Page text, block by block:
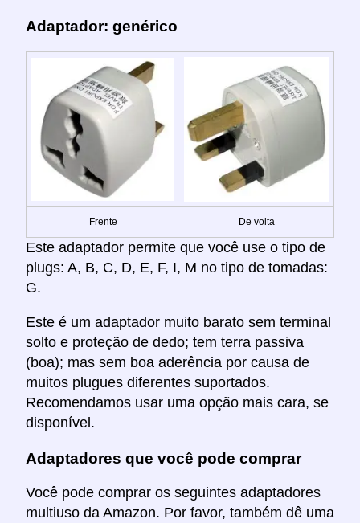
Adaptador: genérico
Frente De volta
Este adaptador permite que você use o tipo de
plugs: A, B, C, D, E, F, I, M no tipo de tomadas:
G.
Este é um adaptador muito barato sem terminal
solto e proteção de dedo; tem terra passiva
(boa); mas sem boa aderência por causa de
muitos plugues diferentes suportados.
Recomendamos usar uma opção mais cara, se
disponível.
Adaptadores que você pode comprar
Você pode comprar os seguintes adaptadores
multiuso da Amazon. Por favor, também dê uma